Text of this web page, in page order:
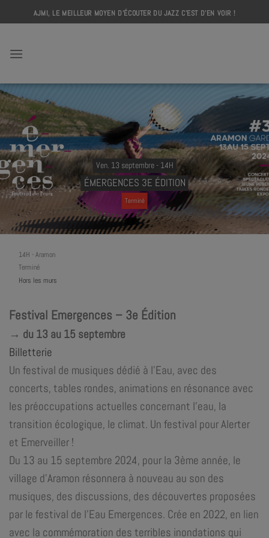
to
AJMI, LE MEILLEUR MOYEN D'ÉCOUTER DU JAZZ C'EST D'EN VOIR !
Ven. 13 septembre - 14H
ÉMERGENCES 3E ÉDITION
Terminé
14H - Aramon
Terminé
Hors les murs
Festival Emergences – 3e Édition
→ du 13 au 15 septembre
Billetterie
Un festival de musiques dédié à l’Eau, avec des
concerts, tables rondes, animations en résonance avec
les préoccupations actuelles concernant l’eau, la
transition écologique, le climat. Un festival pour Alerter
et Emerveiller !
Du 13 au 15 septembre 2024, pour la 3ème année, le
village d’Aramon résonnera à nouveau au son des
musiques, des discussions, des découvertes proposées
par le festival de l’Eau Emergences. Crée en 2022, en lien
avec la commémoration des terribles inondations qui